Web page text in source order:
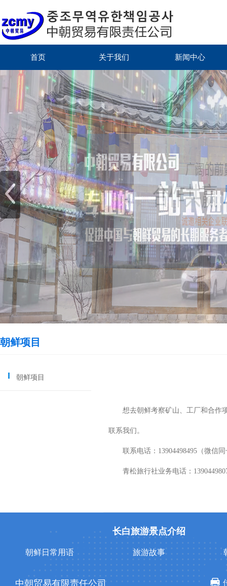
首页 关于我们 新闻中心
朝鲜项目
朝鲜项目
想去朝鲜考察矿山、工厂和合作项
联系我们。
联系电话：13904498495（微信同
青松旅行社业务电话：
长白旅游景点介绍
朝鲜日常用语 旅游故事
中朝贸易有限责任公司